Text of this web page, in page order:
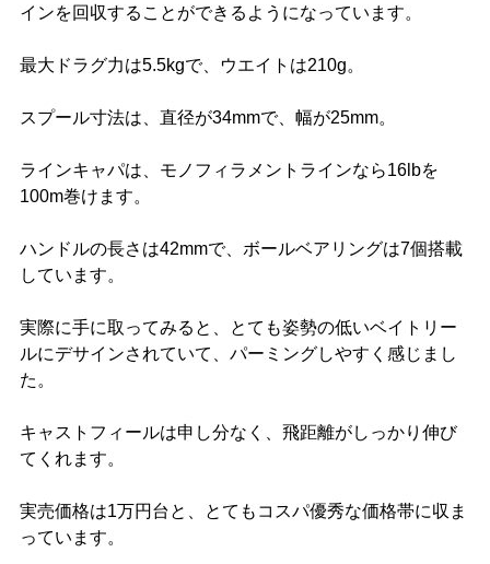
インを回収することができるようになっています。
最大ドラグ力は5.5kgで、ウエイトは210g。
スプール寸法は、直径が34mmで、幅が25mm。
ラインキャパは、モノフィラメントラインなら16lbを
100m巻けます。
ハンドルの長さは42mmで、ボールベアリングは7個搭載
しています。
実際に手に取ってみると、とても姿勢の低いベイトリー
ルにデサインされていて、パーミングしやすく感じまし
た。
キャストフィールは申し分なく、飛距離がしっかり伸び
てくれます。
実売価格は1万円台と、とてもコスパ優秀な価格帯に収ま
っています。